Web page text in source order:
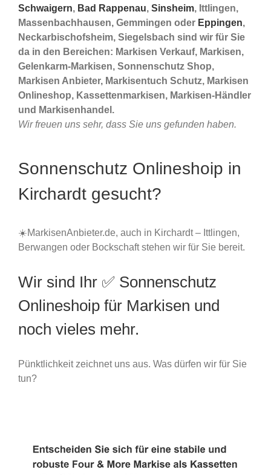
Schwaigern, Bad Rappenau, Sinsheim, Ittlingen,
Massenbachhausen, Gemmingen oder Eppingen,
Neckarbischofsheim, Siegelsbach sind wir für Sie
da in den Bereichen: Markisen Verkauf, Markisen,
Gelenkarm-Markisen, Sonnenschutz Shop,
Markisen Anbieter, Markisentuch Schutz, Markisen
Onlineshop, Kassettenmarkisen, Markisen-Händler
und Markisenhandel.
Wir freuen uns sehr, dass Sie uns gefunden haben.
Sonnenschutz Onlineshoip in
Kirchardt gesucht?
☀️MarkisenAnbieter.de, auch in Kirchardt – Ittlingen,
Berwangen oder Bockschaft stehen wir für Sie bereit.
Wir sind Ihr ✅ Sonnenschutz
Onlineshoip für Markisen und
noch vieles mehr.
Pünktlichkeit zeichnet uns aus. Was dürfen wir für Sie
tun?